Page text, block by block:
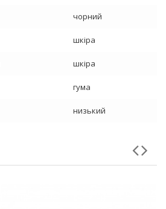
чорний
шкіра
шкіра
гума
низький